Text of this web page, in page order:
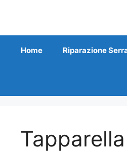
Home Riparazione